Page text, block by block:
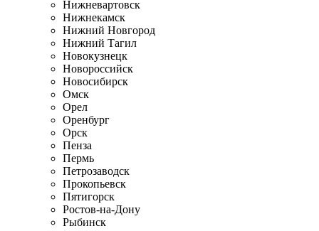
Нижневартовск
Нижнекамск
Нижний Новгород
Нижний Тагил
Новокузнецк
Новороссийск
Новосибирск
Омск
Орел
Оренбург
Орск
Пенза
Пермь
Петрозаводск
Прокопьевск
Пятигорск
Ростов-на-Дону
Рыбинск